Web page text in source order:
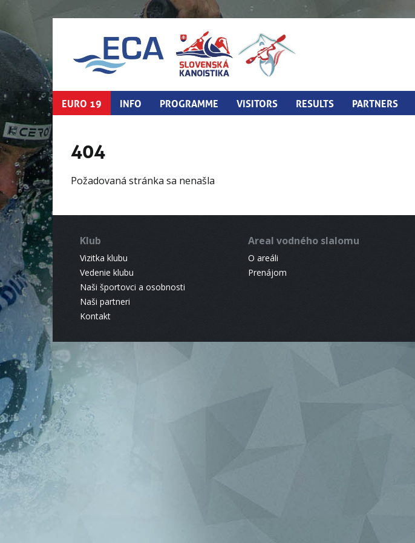
EURO 19 INFO PROGRAMME VISITORS RESULTS PARTNERS
404
Požadovaná stránka sa nenašla
Klub
Vizitka klubu
Vedenie klubu
Naši športovci a osobnosti
Naši partneri
Kontakt
Areal vodného slalomu
O areáli
Prenájom